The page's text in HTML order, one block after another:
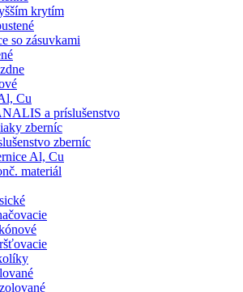
krytím
so zásuvkami
Cu
a príslušenstvo
zberníc
zberníc
Al, Cu
materiál